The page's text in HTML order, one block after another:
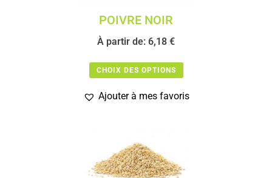
POIVRE NOIR
À partir de: 6,18 €
CHOIX DES OPTIONS
Ajouter à mes favoris